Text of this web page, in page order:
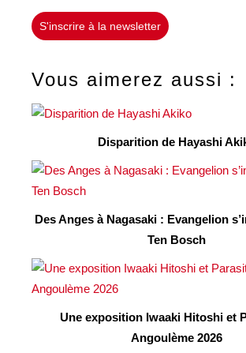
S'inscrire à la newsletter
Vous aimerez aussi :
Disparition de Hayashi
Des Anges à Nagasaki : Evangelion
Ten Bosch
Une exposition Iwaaki Hitoshi et
Angoulème 2026